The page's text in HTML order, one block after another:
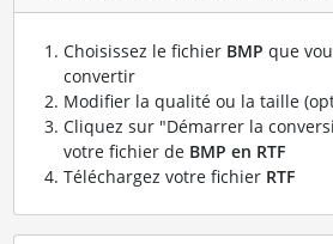
Choisissez le fichier BMP que
convertir
Modifier la qualité ou la taille
Cliquez sur "Démarrer la
votre fichier de BMP en RTF
Téléchargez votre fichier RTF